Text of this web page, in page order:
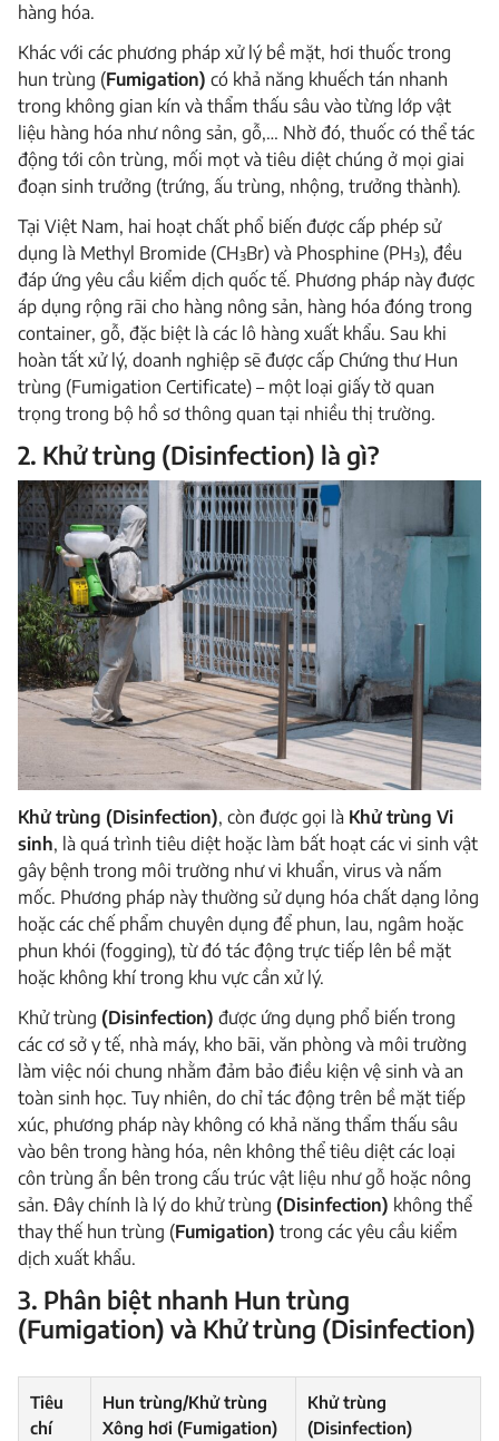
hàng hóa.
Khác với các phương pháp xử lý bề mặt, hơi thuốc trong
hun trùng (Fumigation) có khả năng khuếch tán nhanh
trong không gian kín và thẩm thấu sâu vào từng lớp vật
liệu hàng hóa như nông sản, gỗ,… Nhờ đó, thuốc có thể tác
động tới côn trùng, mối mọt và tiêu diệt chúng ở mọi giai
đoạn sinh trưởng (trứng, ấu trùng, nhộng, trưởng thành).
Tại Việt Nam, hai hoạt chất phổ biến được cấp phép sử
dụng là Methyl Bromide (CH₃Br) và Phosphine (PH₃), đều
đáp ứng yêu cầu kiểm dịch quốc tế. Phương pháp này được
áp dụng rộng rãi cho hàng nông sản, hàng hóa đóng trong
container, gỗ, đặc biệt là các lô hàng xuất khẩu. Sau khi
hoàn tất xử lý, doanh nghiệp sẽ được cấp Chứng thư Hun
trùng (Fumigation Certificate) – một loại giấy tờ quan
trọng trong bộ hồ sơ thông quan tại nhiều thị trường.
2. Khử trùng (Disinfection) là gì?
Khử trùng (Disinfection), còn được gọi là Khử trùng Vi
sinh, là quá trình tiêu diệt hoặc làm bất hoạt các vi sinh vật
gây bệnh trong môi trường như vi khuẩn, virus và nấm
mốc. Phương pháp này thường sử dụng hóa chất dạng lỏng
hoặc các chế phẩm chuyên dụng để phun, lau, ngâm hoặc
phun khói (fogging), từ đó tác động trực tiếp lên bề mặt
hoặc không khí trong khu vực cần xử lý.
Khử trùng (Disinfection) được ứng dụng phổ biến trong
các cơ sở y tế, nhà máy, kho bãi, văn phòng và môi trường
làm việc nói chung nhằm đảm bảo điều kiện vệ sinh và an
toàn sinh học. Tuy nhiên, do chỉ tác động trên bề mặt tiếp
xúc, phương pháp này không có khả năng thẩm thấu sâu
vào bên trong hàng hóa, nên không thể tiêu diệt các loại
côn trùng ẩn bên trong cấu trúc vật liệu như gỗ hoặc nông
sản. Đây chính là lý do khử trùng (Disinfection) không thể
thay thế hun trùng (Fumigation) trong các yêu cầu kiểm
dịch xuất khẩu.
3. Phân biệt nhanh Hun trùng
(Fumigation) và Khử trùng (Disinfection)
Tiêu
chí
Hun trùng/Khử trùng
Xông hơi (Fumigation)
Khử trùng
(Disinfection)